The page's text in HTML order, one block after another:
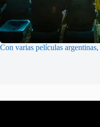
Con varias películas